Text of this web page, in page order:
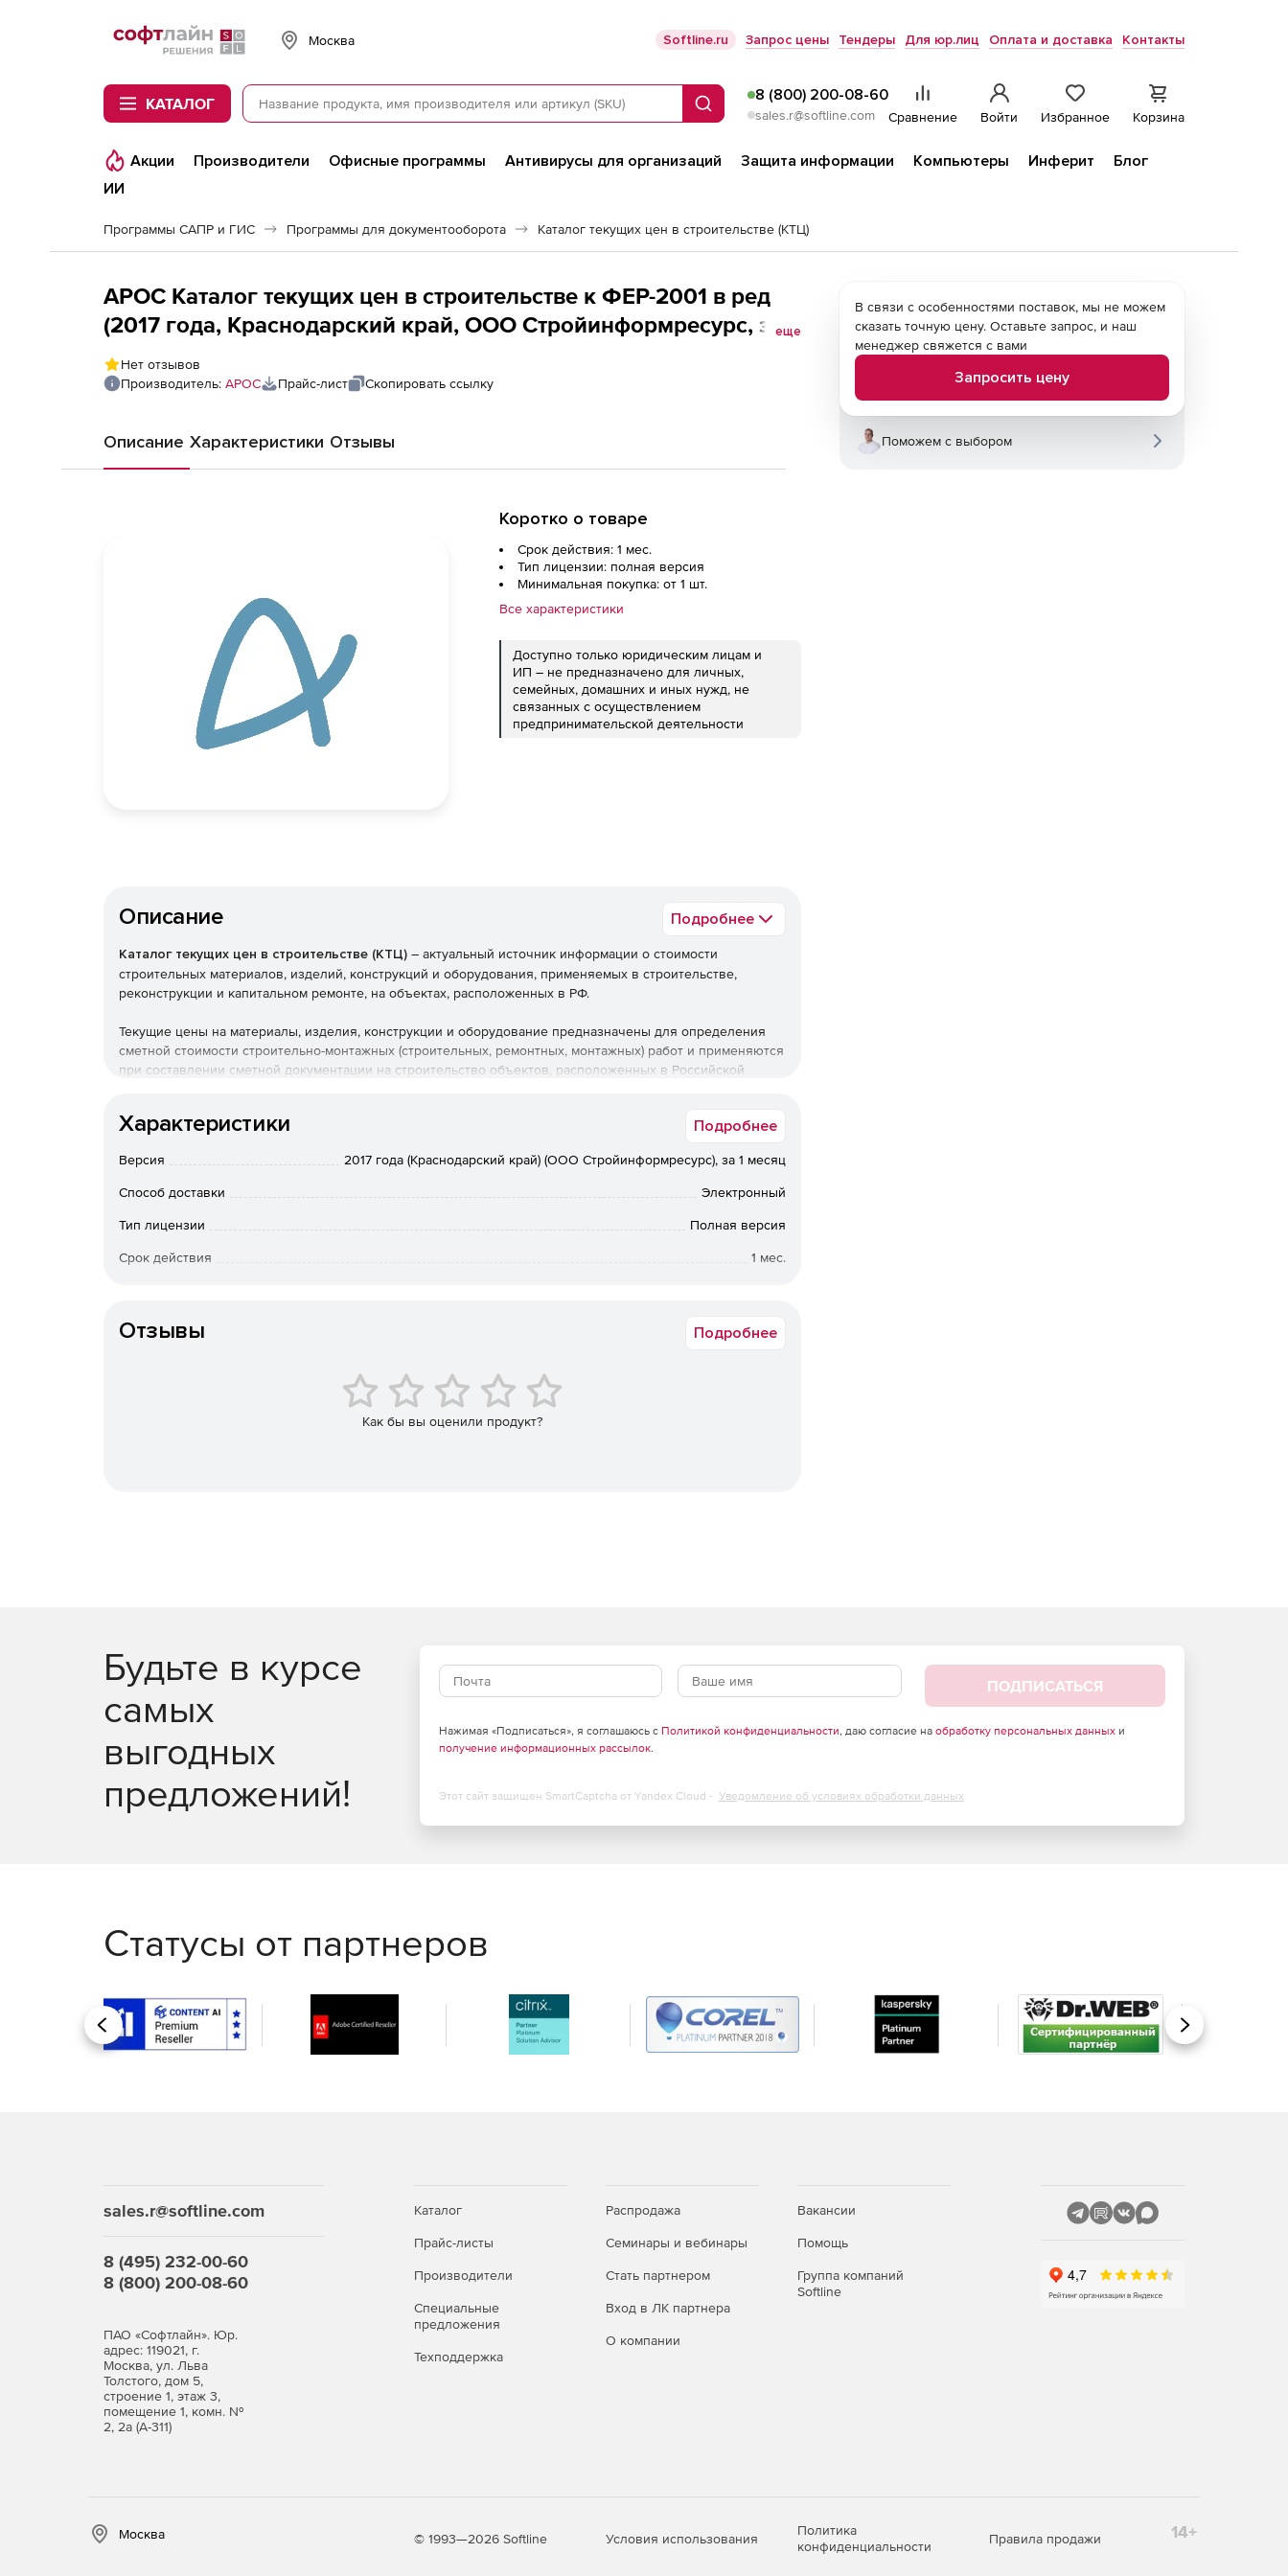
Softline
Москва Softline.ru Запрос цены Тендеры Для юр.лиц Оплата и доставка Контакты
КАТАЛОГ Поиск
8 (800) 200-08-60
sales.r@softline.com Сравнение Войти Избранное Корзина
Акции Производители Офисные программы Антивирусы для организаций Защита информации Компьютеры Инферит
Блог
ИИ
Программы САПР и ГИС Программы для документооборота Каталог текущих цен в строительстве (КТЦ)
АРОС Каталог текущих цен в строительстве к ФЕР-2001 в ред
(2017 года, Краснодарский край, ООО Стройинформресурс, за 1
месяц), 1-е рабочее место
еще
Нет отзывов
Производитель: АРОС Прайс-лист Скопировать ссылку
Описание Характеристики Отзывы
Коротко о товаре
Срок действия: 1 мес.
Тип лицензии: полная версия
Минимальная покупка: от 1 шт.
Все характеристики
Доступно только юридическим лицам и
ИП – не предназначено для личных,
семейных, домашних и иных нужд, не
связанных с осуществлением
предпринимательской деятельности
Описание Подробнее
Каталог текущих цен в строительстве (КТЦ) – актуальный источник информации о стоимости
строительных материалов, изделий, конструкций и оборудования, применяемых в строительстве,
реконструкции и капитальном ремонте, на объектах, расположенных в РФ.
Текущие цены на материалы, изделия, конструкции и оборудование предназначены для определения
сметной стоимости строительно-монтажных (строительных, ремонтных, монтажных) работ и применяются
при составлении сметной документации на строительство объектов, расположенных в Российской
Характеристики Подробнее
Версия 2017 года (Краснодарский край) (ООО Стройинформресурс), за 1 месяц
Способ доставки Электронный
Тип лицензии Полная версия
Срок действия 1 мес.
Отзывы Подробнее
Как бы вы оценили продукт?
В связи с особенностями поставок, мы не можем
сказать точную цену. Оставьте запрос, и наш
менеджер свяжется с вами
Запросить цену
Поможем с выбором
Будьте в курсе
самых
выгодных
предложений!
ПОДПИСАТЬСЯ
Нажимая «Подписаться», я соглашаюсь с Политикой конфиденциальности, даю согласие на обработку персональных данныхи
получение информационных рассылок.
Этот сайт защищен SmartCaptcha от Yandex Cloud - Уведомление об условиях обработки данных
Статусы от партнеров
Назад Вперед
sales.r@softline.com
8 (495) 232-00-60
8 (800) 200-08-60
ПАО «Софтлайн». Юр.
адрес: 119021, г.
Москва, ул. Льва
Толстого, дом 5,
строение 1, этаж 3,
помещение 1, комн. №
2, 2а (А-311)
Каталог
Прайс-листы
Производители
Специальные
предложения
Техподдержка
Распродажа
Семинары и вебинары
Стать партнером
Вход в ЛК партнера
О компании
Вакансии
Помощь
Группа компаний
Softline
Москва © 1993—2026 Softline Условия использования
Политика
конфиденциальности
Правила продажи 14+